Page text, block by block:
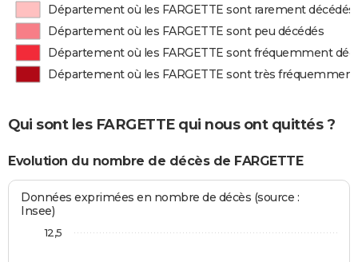
Département où les FARGETTE sont rarement décédés
Département où les FARGETTE sont peu décédés
Département où les FARGETTE sont fréquemment
Département où les FARGETTE sont très
Qui sont les FARGETTE qui nous ont quittés ?
Evolution du nombre de décès de FARGETTE
Données exprimées en nombre de décès (source :
Insee)
12,5